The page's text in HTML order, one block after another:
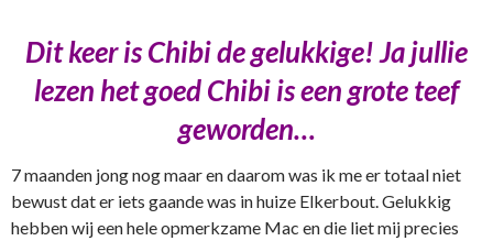
Dit keer is Chibi de gelukkige! Ja jullie
lezen het goed Chibi is een grote teef
geworden…
7 maanden jong nog maar en daarom was ik me er totaal niet
bewust dat er iets gaande was in huize Elkerbout. Gelukkig
hebben wij een hele opmerkzame Mac en die liet mij precies